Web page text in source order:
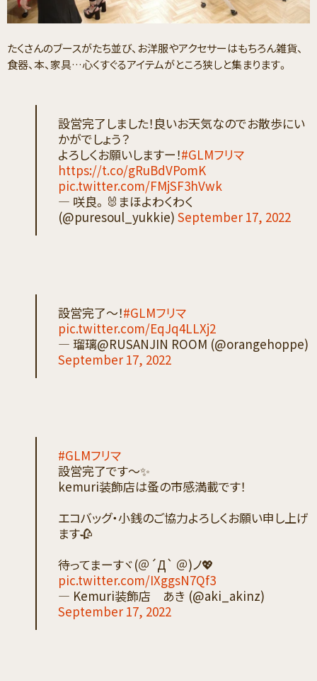
たくさんのブースがたち並び、お洋服やアクセサーはもちろん雑貨、
食器、本、家具…心くすぐるアイテムがところ狭しと集まります。
設営完了しました！良いお天気なのでお散歩にい
かがでしょう？
よろしくお願いしますー！#GLMフリマ
https://t.co/gRuBdVPomK
pic.twitter.com/FMjSF3hVwk
— 咲良。🐰まほよわくわく
(@puresoul_yukkie) September 17, 2022
設営完了〜！#GLMフリマ
pic.twitter.com/EqJq4LLXj2
— 瑠璃@RUSANJIN ROOM (@orangehoppe)
September 17, 2022
#GLMフリマ
設営完了です〜✨
kemuri装飾店は蚤の市感満載です！
エコバッグ・小銭のご協力よろしくお願い申し上げ
ます🥀
待ってまーすヾ(＠´Д` ＠)ノ💖
pic.twitter.com/IXggsN7Qf3
— Kemuri装飾店 あき (@aki_akinz)
September 17, 2022